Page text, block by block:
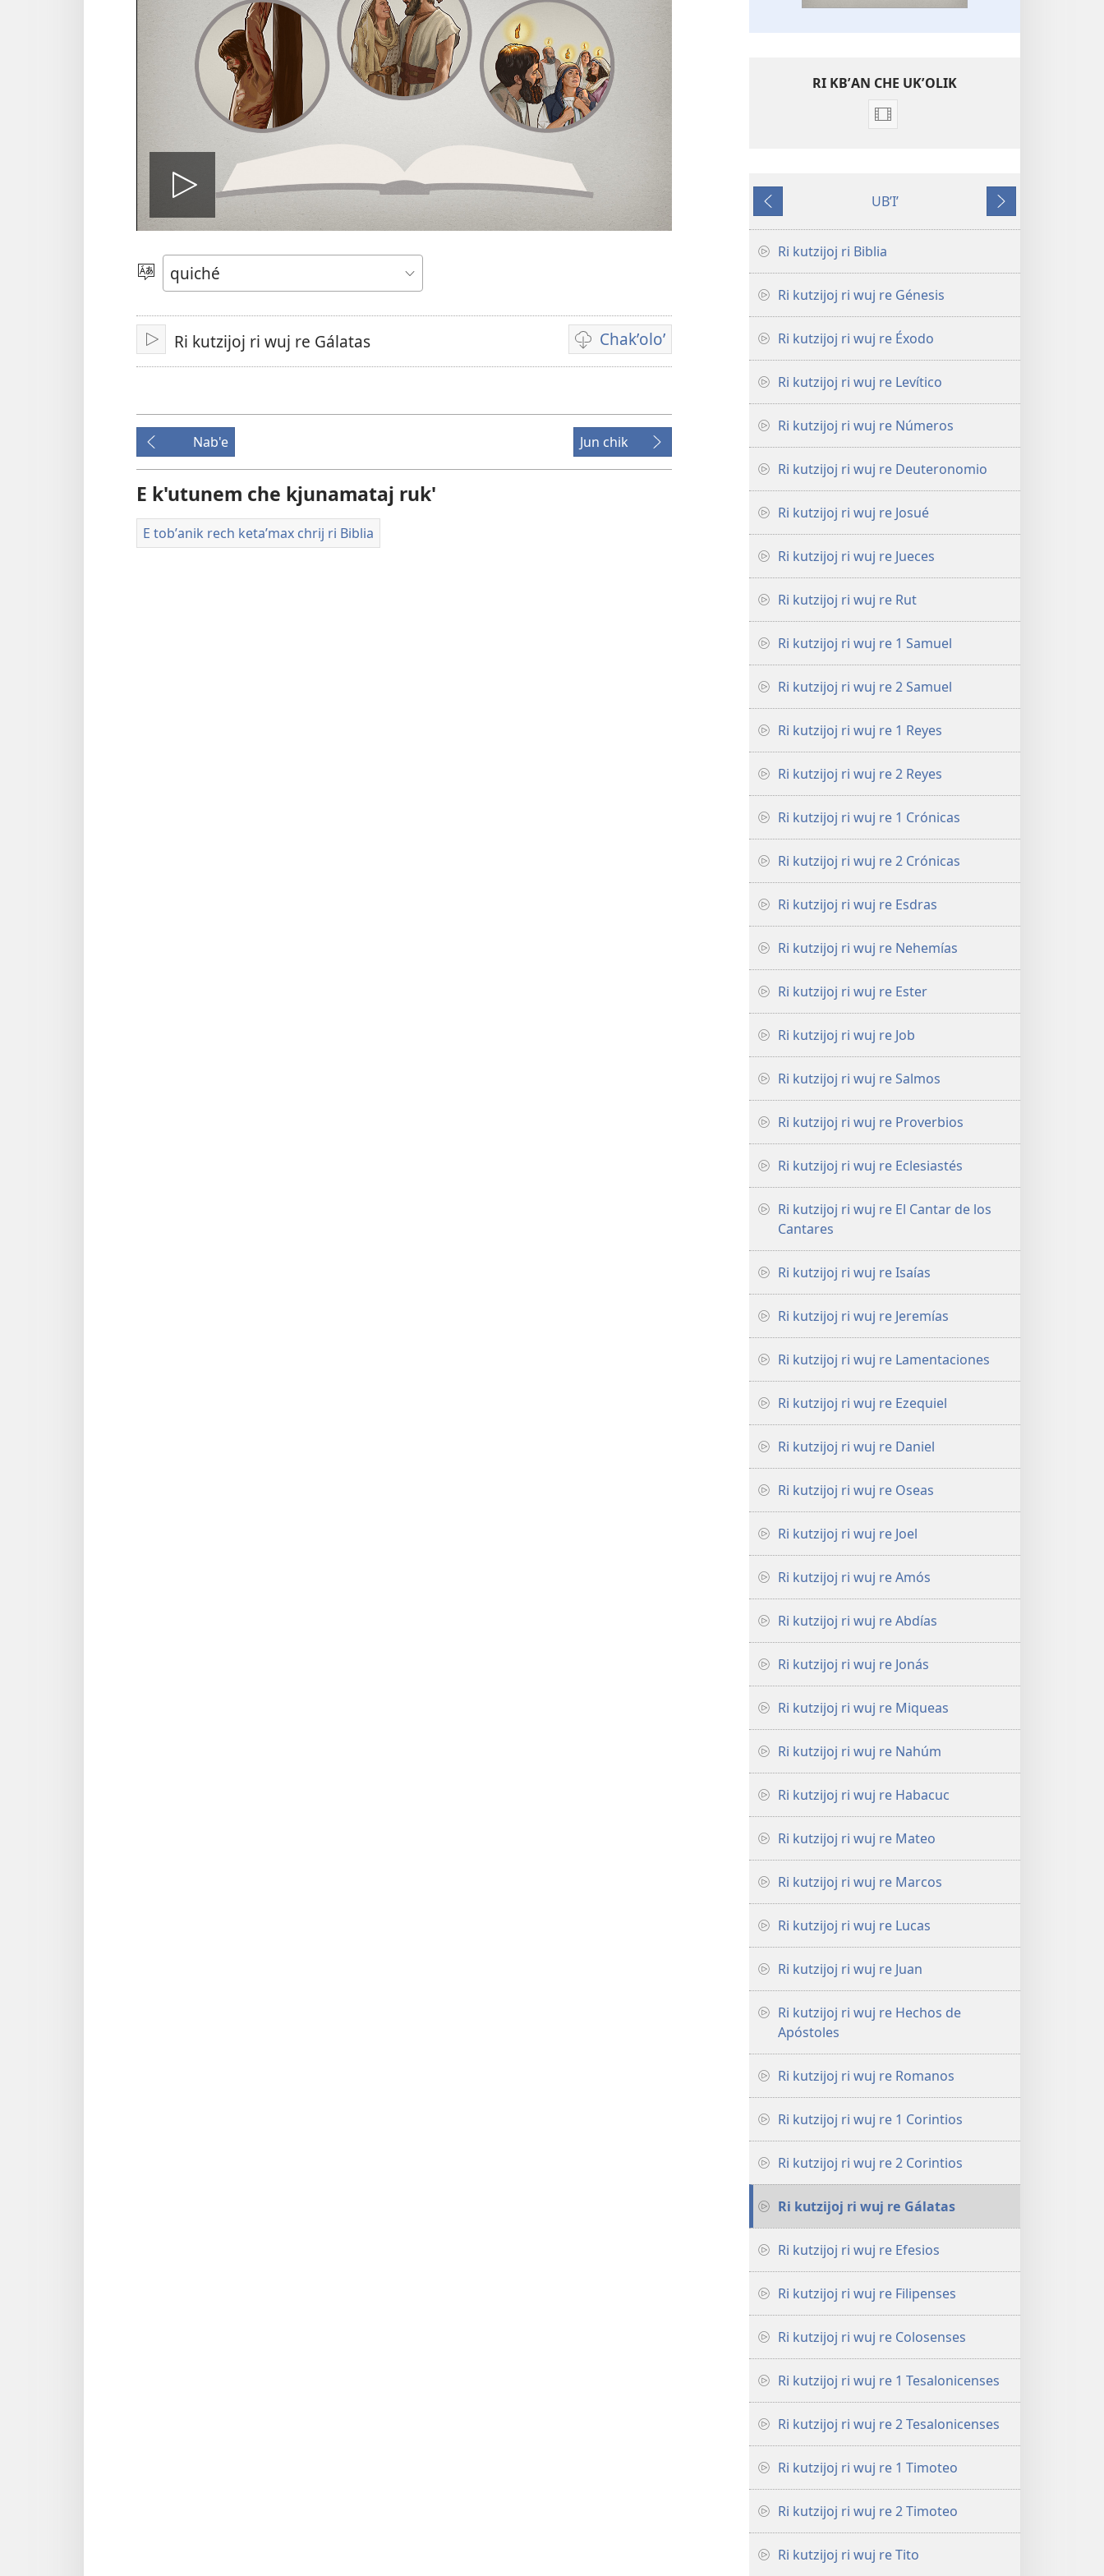
Play
video
Chacha'
ch'ab'al
Tzijb'al
re
Ri kutzijoj ri wuj re Gálatas Chakʼoloʼ
Video
recordings
options
Nab'e Jun chik
E k'utunem che kjunamataj ruk'
E tobʼanik rech ketaʼmax chrij ri Biblia
RI KBʼAN CHE UKʼOLIK
Video
Videos
chrij
re
ri
Biblia
Nab'e
UBʼIʼ
Jun
chik
Ri kutzijoj ri Biblia
Ri kutzijoj ri wuj re Génesis
Ri kutzijoj ri wuj re Éxodo
Ri kutzijoj ri wuj re Levítico
Ri kutzijoj ri wuj re Números
Ri kutzijoj ri wuj re Deuteronomio
Ri kutzijoj ri wuj re Josué
Ri kutzijoj ri wuj re Jueces
Ri kutzijoj ri wuj re Rut
Ri kutzijoj ri wuj re 1 Samuel
Ri kutzijoj ri wuj re 2 Samuel
Ri kutzijoj ri wuj re 1 Reyes
Ri kutzijoj ri wuj re 2 Reyes
Ri kutzijoj ri wuj re 1 Crónicas
Ri kutzijoj ri wuj re 2 Crónicas
Ri kutzijoj ri wuj re Esdras
Ri kutzijoj ri wuj re Nehemías
Ri kutzijoj ri wuj re Ester
Ri kutzijoj ri wuj re Job
Ri kutzijoj ri wuj re Salmos
Ri kutzijoj ri wuj re Proverbios
Ri kutzijoj ri wuj re Eclesiastés
Ri kutzijoj ri wuj re El Cantar de los
Cantares
Ri kutzijoj ri wuj re Isaías
Ri kutzijoj ri wuj re Jeremías
Ri kutzijoj ri wuj re Lamentaciones
Ri kutzijoj ri wuj re Ezequiel
Ri kutzijoj ri wuj re Daniel
Ri kutzijoj ri wuj re Oseas
Ri kutzijoj ri wuj re Joel
Ri kutzijoj ri wuj re Amós
Ri kutzijoj ri wuj re Abdías
Ri kutzijoj ri wuj re Jonás
Ri kutzijoj ri wuj re Miqueas
Ri kutzijoj ri wuj re Nahúm
Ri kutzijoj ri wuj re Habacuc
Ri kutzijoj ri wuj re Mateo
Ri kutzijoj ri wuj re Marcos
Ri kutzijoj ri wuj re Lucas
Ri kutzijoj ri wuj re Juan
Ri kutzijoj ri wuj re Hechos de
Apóstoles
Ri kutzijoj ri wuj re Romanos
Ri kutzijoj ri wuj re 1 Corintios
Ri kutzijoj ri wuj re 2 Corintios
Ri kutzijoj ri wuj re Gálatas
Ri kutzijoj ri wuj re Efesios
Ri kutzijoj ri wuj re Filipenses
Ri kutzijoj ri wuj re Colosenses
Ri kutzijoj ri wuj re 1 Tesalonicenses
Ri kutzijoj ri wuj re 2 Tesalonicenses
Ri kutzijoj ri wuj re 1 Timoteo
Ri kutzijoj ri wuj re 2 Timoteo
Ri kutzijoj ri wuj re Tito